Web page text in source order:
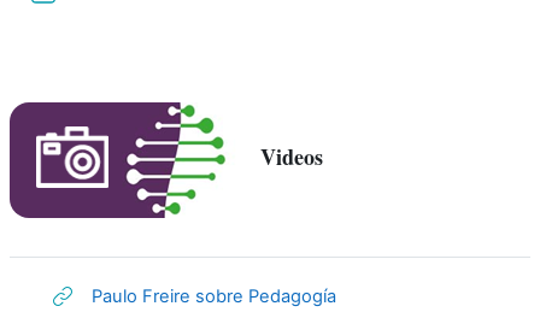
Videos
Paulo Freire sobre PedagogíaURL